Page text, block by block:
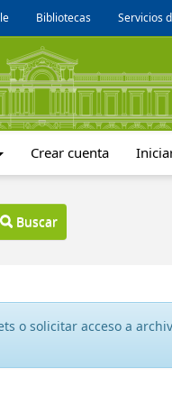
Bibliotecas Servicios
Crear cuenta
Buscar
o solicitar acceso a